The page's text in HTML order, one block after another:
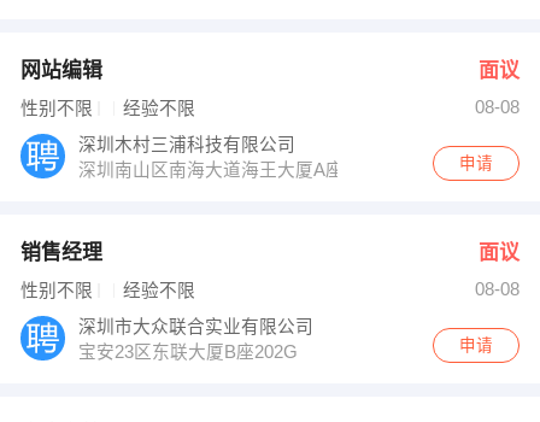
网站编辑 面议
性别不限 经验不限
08-08
深圳木村三浦科技有限公司
深圳南山区南海大道海王大厦A座19E
申请
销售经理 面议
性别不限 经验不限
08-08
深圳市大众联合实业有限公司
宝安23区东联大厦B座202G
申请